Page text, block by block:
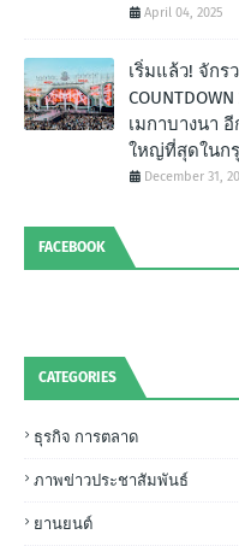
April 04, 2025
เริ่มแล้ว! จักร
เมกาบางนา
ใหญ่ที่สุดในก
December 31,
FACEBOOK
CATEGORIES
ธุรกิจ การตลาด
ภาพข่าวประชาสัมพันธ์
ยานยนต์